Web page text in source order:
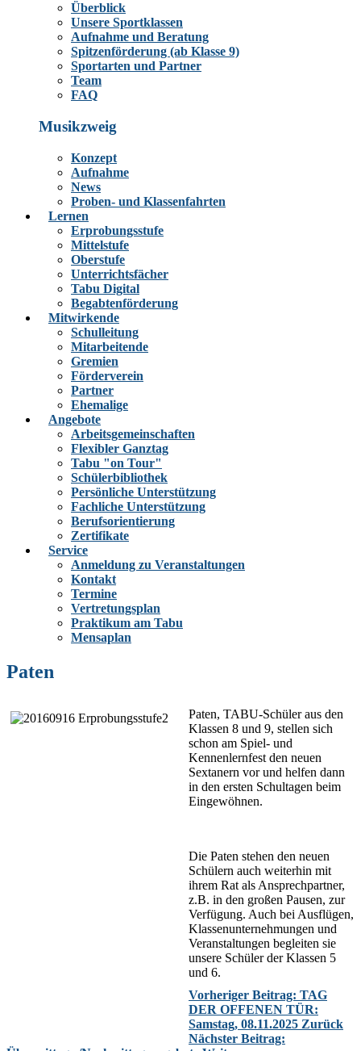
Überblick
Unsere Sportklassen
Aufnahme und Beratung
Spitzenförderung (ab Klasse 9)
Sportarten und Partner
Team
FAQ
Musikzweig
Konzept
Aufnahme
News
Proben- und Klassenfahrten
Lernen
Erprobungsstufe
Mittelstufe
Oberstufe
Unterrichtsfächer
Tabu Digital
Begabtenförderung
Mitwirkende
Schulleitung
Mitarbeitende
Gremien
Förderverein
Partner
Ehemalige
Angebote
Arbeitsgemeinschaften
Flexibler Ganztag
Tabu "on Tour"
Schülerbibliothek
Persönliche Unterstützung
Fachliche Unterstützung
Berufsorientierung
Zertifikate
Service
Anmeldung zu Veranstaltungen
Kontakt
Termine
Vertretungsplan
Praktikum am Tabu
Mensaplan
Paten
Paten, TABU-Schüler aus den
Klassen 8 und 9, stellen sich
schon am Spiel- und
Kennenlernfest den neuen
Sextanern vor und helfen dann
in den ersten Schultagen beim
Eingewöhnen.
Die Paten stehen den neuen
Schülern auch weiterhin mit
ihrem Rat als Ansprechpartner,
z.B. in den großen Pausen, zur
Verfügung. Auch bei Ausflügen,
Klassenunternehmungen und
Veranstaltungen begleiten sie
unsere Schüler der Klassen 5
und 6.
Vorheriger Beitrag: TAG
DER OFFENEN TÜR:
Samstag, 08.11.2025 Zurück
Nächster Beitrag: